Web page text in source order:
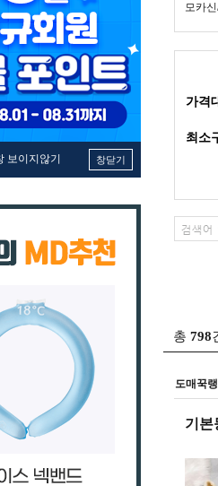
보이지않기 창닫기
모카
가격
최소
총 798
도매꾹
기본